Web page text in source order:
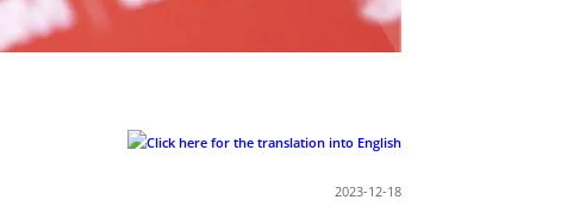
2023-12-18